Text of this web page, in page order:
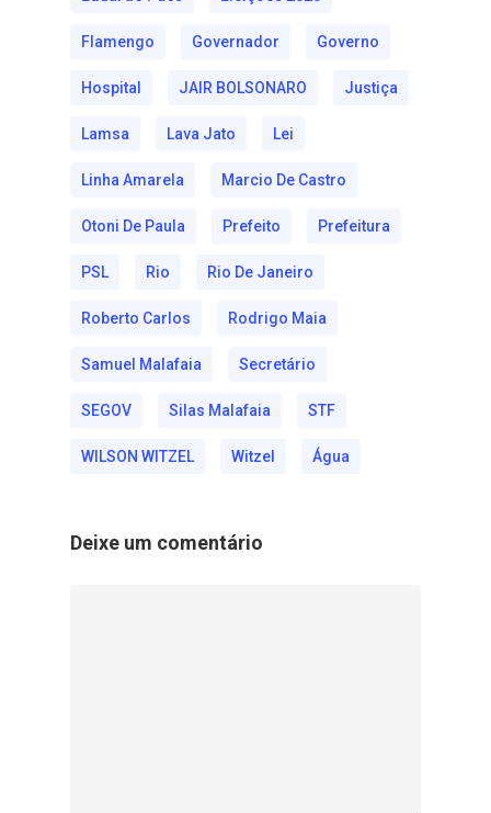
Flamengo Governador Governo
Hospital JAIR BOLSONARO Justiça
Lamsa Lava Jato Lei
Linha Amarela Marcio De Castro
Otoni De Paula Prefeito Prefeitura
PSL Rio Rio De Janeiro
Roberto Carlos Rodrigo Maia
Samuel Malafaia Secretário
SEGOV Silas Malafaia STF
WILSON WITZEL Witzel Água
Deixe um comentário